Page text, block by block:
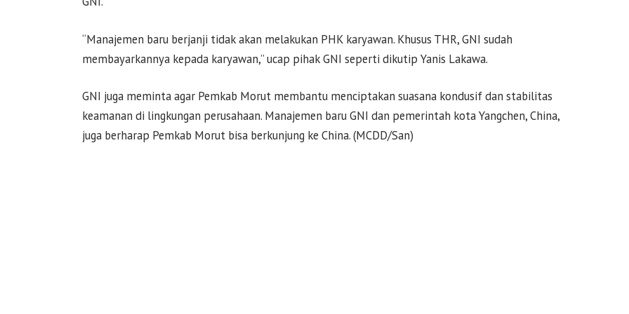
“Manajemen baru berjanji tidak akan melakukan PHK karyawan. Khusus THR, GNI sudah
membayarkannya kepada karyawan,” ucap pihak GNI seperti dikutip Yanis Lakawa.
GNI juga meminta agar Pemkab Morut membantu menciptakan suasana kondusif dan stabilitas
keamanan di lingkungan perusahaan. Manajemen baru GNI dan pemerintah kota Yangchen, China,
juga berharap Pemkab Morut bisa berkunjung ke China. (MCDD/San)